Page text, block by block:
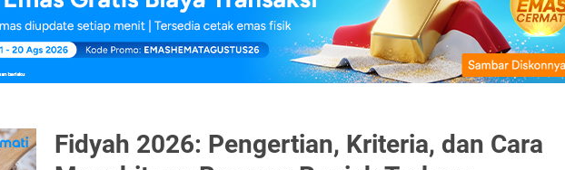
Fidyah 2026: Pengertian, Kriteria, dan Cara